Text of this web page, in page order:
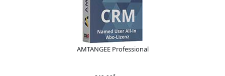
AMTANGEE Professional